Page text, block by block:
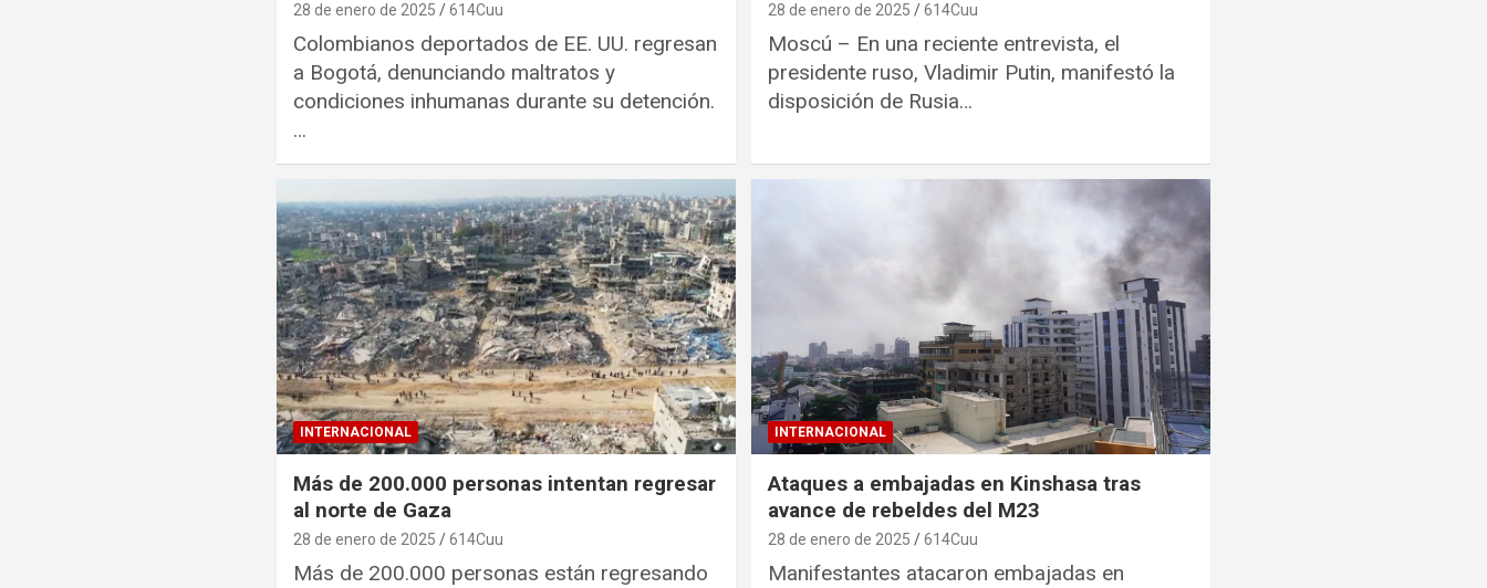
28 de enero de 2025 614Cuu
Colombianos deportados de EE. UU. regresan
a Bogotá, denunciando maltratos y
condiciones inhumanas durante su detención.
…
28 de enero de 2025 614Cuu
Moscú – En una reciente entrevista, el
presidente ruso, Vladimir Putin, manifestó la
disposición de Rusia…
INTERNACIONAL
Más de 200.000 personas intentan regresar
al norte de Gaza
28 de enero de 2025 614Cuu
Más de 200.000 personas están regresando
INTERNACIONAL
Ataques a embajadas en Kinshasa tras
avance de rebeldes del M23
28 de enero de 2025 614Cuu
Manifestantes atacaron embajadas en